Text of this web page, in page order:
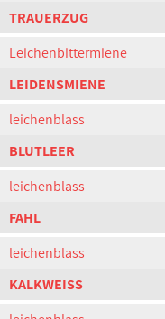
TRAUERZUG
Leichenbittermiene
LEIDENSMIENE
leichenblass
BLUTLEER
leichenblass
FAHL
leichenblass
KALKWEISS